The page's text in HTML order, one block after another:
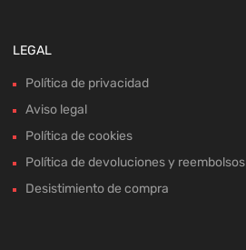
LEGAL
Política de privacidad
Aviso legal
Política de cookies
Política de devoluciones y reembolsos
Desistimiento de compra